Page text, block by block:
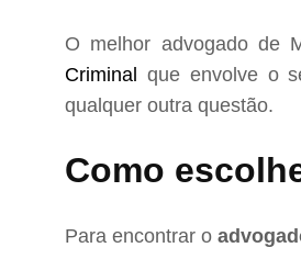
O melhor advogado de
Criminal que envolve o
qualquer outra questão.
Como
Para encontrar o